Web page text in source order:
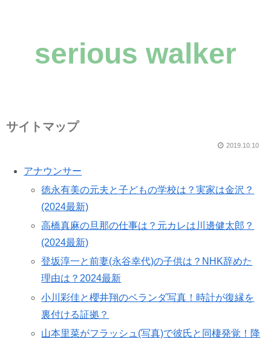
serious walker
サイトマップ
2019.10.10
アナウンサー
徳永有美の元夫と子どもの学校は？実家は金沢？
(2024最新)
高橋真麻の旦那の仕事は？元カレは川邊健太郎？
(2024最新)
登坂淳一と前妻(永谷幸代)の子供は？NHK辞めた
理由は？2024最新
小川彩佳と櫻井翔のベランダ写真！時計が復縁を
裏付ける証拠？
山本里菜がフラッシュ(写真)で彼氏と同棲発覚！降